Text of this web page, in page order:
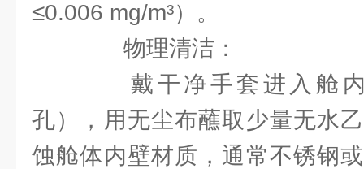
≤0.006 mg/m³）。
物理清洁：
戴干净手套进入舱内
孔），用无尘布蘸取少量无水
蚀舱体内壁材质，通常不锈钢